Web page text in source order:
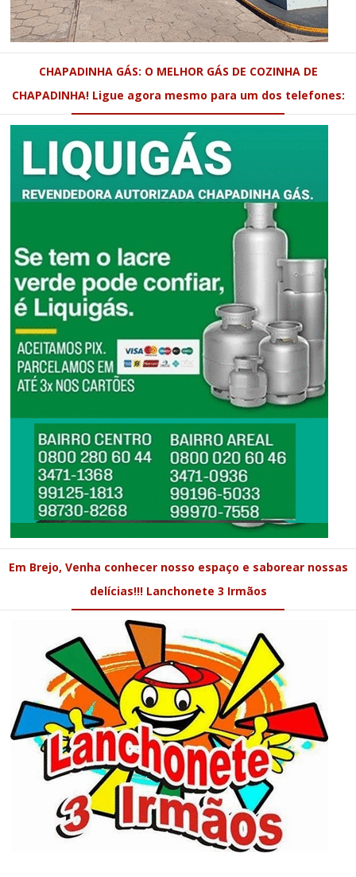
CHAPADINHA GÁS: O MELHOR GÁS DE COZINHA DE
CHAPADINHA! Ligue agora mesmo para um dos telefones:
Em Brejo, Venha conhecer nosso espaço e saborear nossas
delícias!!! Lanchonete 3 Irmãos